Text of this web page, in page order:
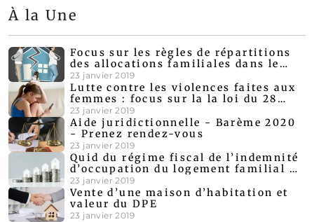
À la Une
Focus sur les règles de répartitions
des allocations familiales dans le
cadre d'un divorce amiable
23 janvier 2019
Lutte contre les violences faites aux
femmes : focus sur la la loi du 28
décembre 2019
23 janvier 2019
Aide juridictionnelle - Barème 2020
- Prenez rendez-vous
23 janvier 2019
Quid du régime fiscal de l’indemnité
d’occupation du logement familial au
cours d’une procédure de divorce ?
23 janvier 2019
Vente d’une maison d’habitation et
valeur du DPE
23 janvier 2019